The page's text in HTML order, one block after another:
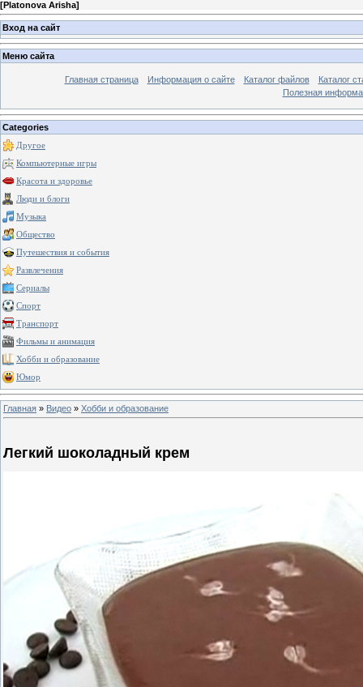
[Platonova Arisha]
Вход на сайт
Меню сайта
Главная страница Информация о сайте Каталог файлов
Каталог
Полезная
Categories
Другое
Компьютерные игры
Красота и здоровье
Люди и блоги
Музыка
Общество
Путешествия и события
Развлечения
Сериалы
Спорт
Транспорт
Фильмы и анимация
Хобби и образование
Юмор
Главная » Видео » Хобби и образование
Легкий шоколадный крем